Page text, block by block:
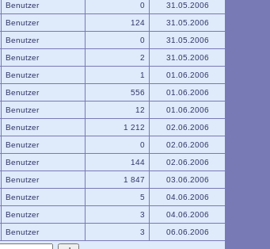
Benutzer 0
31.05.2006
Benutzer 124
31.05.2006
Benutzer 0
31.05.2006
Benutzer 2
31.05.2006
Benutzer 1
01.06.2006
Benutzer 556
01.06.2006
Benutzer 12
01.06.2006
Benutzer 1 212
02.06.2006
Benutzer 0
02.06.2006
Benutzer 144
02.06.2006
Benutzer 1 847
03.06.2006
Benutzer 5
04.06.2006
Benutzer 3
04.06.2006
Benutzer 3 06.06.2006